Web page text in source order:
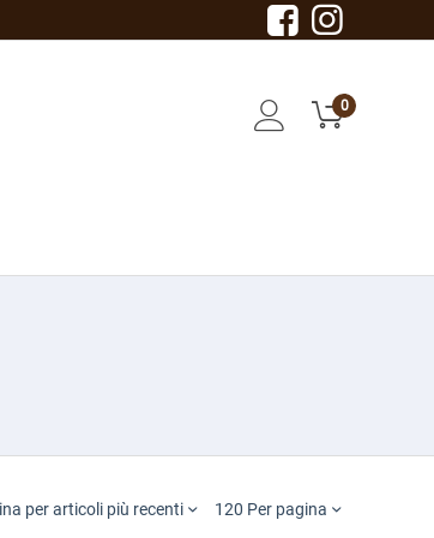
0
per articoli più recenti 120 Per pagina